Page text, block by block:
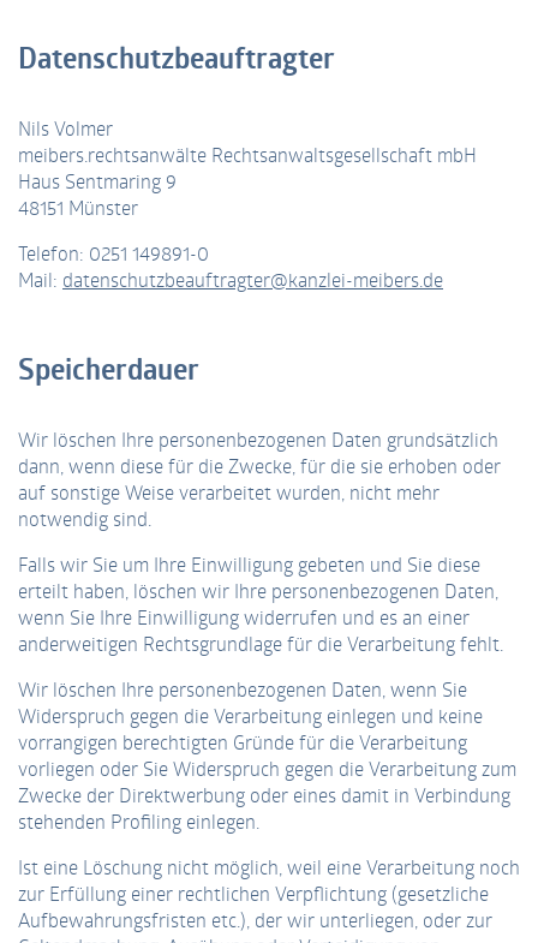
Anbieter Google LLC
Zweck
Dieses Cookie wird von Google Analytics
installiert. Das Cookie wird verwendet,
hilft bei der Erstellung eines
Analyseberichts darüber, wie es der
Seiten in anonymisierter Form.
Name _ga
Anbieter
Laufzeit 2 Jahre
Zweck
Dieses Cookie wird von Google Analytics
installiert. Das Cookie wird verwendet,
Kampagnendaten zu berechnen und die
Nutzung der Website für den
Analysebericht der Website zu verfolgen.
Die Cookies speichern Informationen
anonym und weisen eine randoly
generierte Nummer zu, um eindeutige
Anbieter
Laufzeit
Erstanbieter-Cookies, die nur TKRZ
Einblicke in das Verhalten auf der
weitergegeben.
Datenschutzbeauftragter
Nils Volmer
meibers.rechtsanwälte Rechtsanwaltsgesellschaft mbH
Haus Sentmaring 9
48151 Münster
Telefon: 0251 149891-0
Mail: datenschutzbeauftragter@kanzlei-meibers.de
Speicherdauer
Wir löschen Ihre personenbezogenen Daten grundsätzlich
dann, wenn diese für die Zwecke, für die sie erhoben oder
auf sonstige Weise verarbeitet wurden, nicht mehr
notwendig sind.
Falls wir Sie um Ihre Einwilligung gebeten und Sie diese
erteilt haben, löschen wir Ihre personenbezogenen Daten,
wenn Sie Ihre Einwilligung widerrufen und es an einer
anderweitigen Rechtsgrundlage für die Verarbeitung fehlt.
Wir löschen Ihre personenbezogenen Daten, wenn Sie
Widerspruch gegen die Verarbeitung einlegen und keine
vorrangigen berechtigten Gründe für die Verarbeitung
vorliegen oder Sie Widerspruch gegen die Verarbeitung zum
Zwecke der Direktwerbung oder eines damit in Verbindung
stehenden Profiling einlegen.
Ist eine Löschung nicht möglich, weil eine Verarbeitung noch
zur Erfüllung einer rechtlichen Verpflichtung (gesetzliche
Aufbewahrungsfristen etc.), der wir unterliegen, oder zur